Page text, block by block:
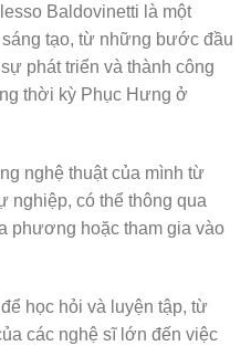
Baldovinetti là một
tạo, từ những bước đầu
phát triển và thành công
thời kỳ Phục Hưng ở
nghệ thuật của mình từ
nghiệp, có thể thông qua
phương hoặc tham gia vào
học hỏi và luyện tập, từ
các nghệ sĩ lớn đến việc